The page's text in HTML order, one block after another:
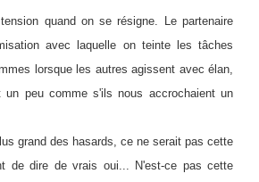
quand on se résigne. Le partenaire
avec laquelle on teinte les tâches
lorsque les autres agissent avec élan,
peu comme s'ils nous accrochaient un
grand des hasards, ce ne serait pas cette
de dire de vrais oui... N'est-ce pas cette